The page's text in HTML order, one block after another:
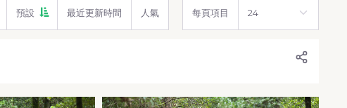
預設 最近更新時間 人氣 每頁項目